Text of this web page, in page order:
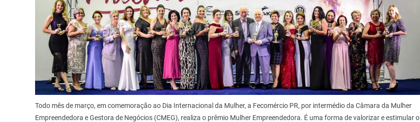
Todo mês de março, em comemoração ao Dia Internacional da Mulher, a Fecomércio PR, por intermédio da Câmara da Mulher
Empreendedora e Gestora de Negócios (CMEG), realiza o prêmio Mulher Empreendedora. É uma forma de valorizar e estimular o